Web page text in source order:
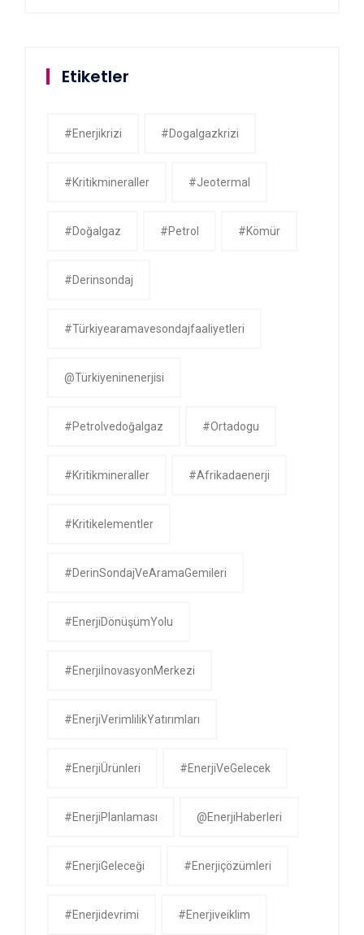
Etiketler
#enerjikrizi #dogalgazkrizi
#kritikmineraller #jeotermal
#doğalgaz #petrol #kömür
#derinsondaj
#Türkiyearamavesondajfaaliyetleri
@Türkiyeninenerjisi
#petrolvedoğalgaz #ortadogu
#kritikmineraller #afrikadaenerji
#kritikelementler
#DerinSondajVeAramaGemileri
#EnerjiDönüşümYolu
#EnerjiİnovasyonMerkezi
#EnerjiVerimlilikYatırımları
#EnerjiÜrünleri #EnerjiVeGelecek
#EnerjiPlanlaması @EnerjiHaberleri
#EnerjiGeleceği #enerjiçözümleri
#enerjidevrimi #enerjiveiklim